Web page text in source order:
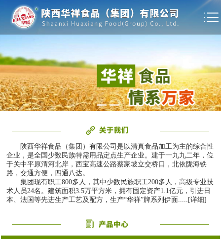
陕西华祥食品（集团）有限公司是以清真食品加工为主的综合性
企业，是全国少数民族特需用品定点生产企业。建于一九九二年，位
于关中平原渭河北岸，西宝高速公路蔡家坡立交桥口，北依陇海铁
路，交通方便，四通八达。
集团现有职工800多人，其中少数民族职工200多人，高级专业技
术人员24名。建筑面积3.5万平方米，拥有固定资产1.1亿元，引进日
本、法国等先进生产工艺及配方，生产“华祥”牌系列伊面.....[详细]